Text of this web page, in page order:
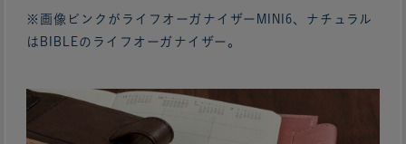
※画像ピンクがライフオーガナイザーMINI6、ナチュラル
はBIBLEのライフオーガナイザー。